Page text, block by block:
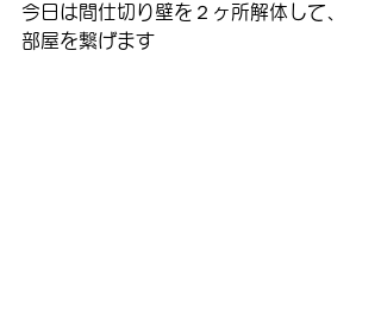
今日は間仕切り壁を２ヶ所解体して、
部屋を繋げます